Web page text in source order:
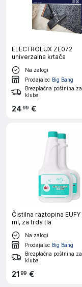
ELECTROLUX ZE072
univerzalna krtača
Na zalogi
Prodajalec Big Bang
Brezplačna poštnina
kluba
2499 €
Čistilna raztopina EUFY
ml, za trda tla
Na zalogi
Prodajalec Big Bang
Brezplačna poštnina
kluba
21 99 €